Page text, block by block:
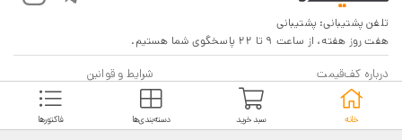
خانه سبد خرید دسته‌بندی‌ها فاکتورها
تلفن پشتیبانی: پشتیبانی
هفت روز هفته، از ساعت 9 تا 22 پاسخگوی شما هستیم.
درباره کف‌قیمت
شرایط و قوانین
پرسش‌های پرتکرار
بازگرداندن کالا
تماس با ما
شیوه‌های دریافت